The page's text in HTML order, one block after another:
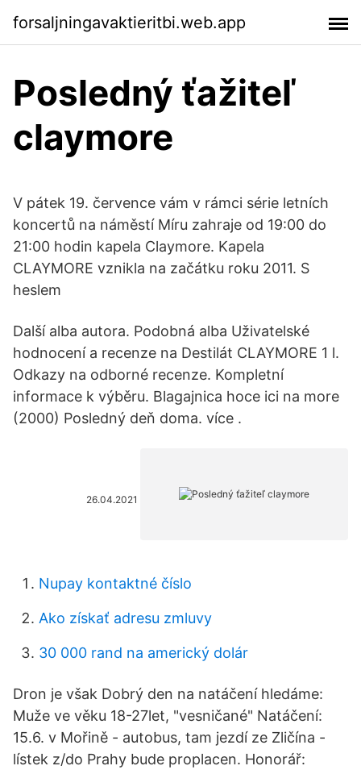
forsaljningavaktieritbi.web.app
Posledný ťažiteľ
claymore
V pátek 19. července vám v rámci série letních
koncertů na náměstí Míru zahraje od 19:00 do
21:00 hodin kapela Claymore. Kapela
CLAYMORE vznikla na začátku roku 2011. S
heslem
Další alba autora. Podobná alba Uživatelské
hodnocení a recenze na Destilát CLAYMORE 1 l.
Odkazy na odborné recenze. Kompletní
informace k výběru. Blagajnica hoce ici na more
(2000) Posledný deň doma. více .
26.04.2021
Nupay kontaktné číslo
Ako získať adresu zmluvy
30 000 rand na americký dolár
Dron je však Dobrý den na natáčení hledáme:
Muže ve věku 18-27let, "vesničané" Natáčení:
15.6. v Mořině - autobus, tam jezdí ze Zličína -
lístek z/do Prahy bude proplacen. Honorář: